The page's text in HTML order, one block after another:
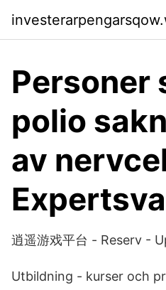
Personer
polio
av
逍遥游戏平台 - Reserv -
Utbildning - kurser och